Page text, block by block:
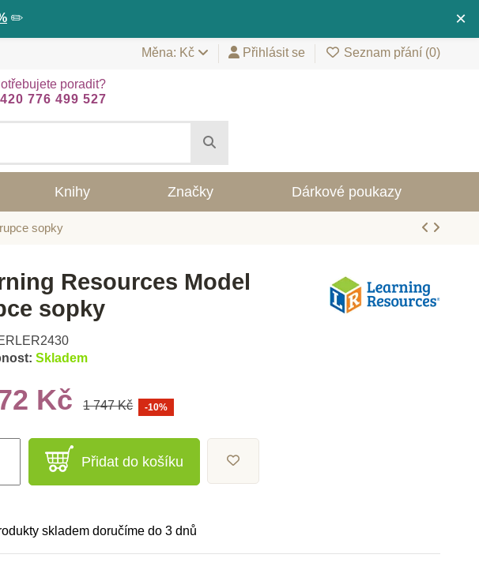
×
✏️
Měna: Kč Přihlásit se Seznam přání (0)
poradit?
776 499 527
Knihy Značky Dárkové poukazy
sopky
Resources Model
sopky
Skladem
Kč 1 747 Kč -10%
Přidat do košíku
skladem doručíme do 3 dnů